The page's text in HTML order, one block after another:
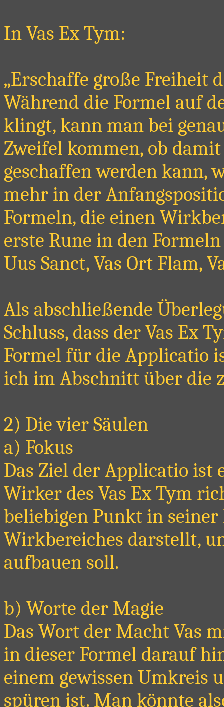
In Vas Ex Tym:
„Erschaffe große Freiheit
Während die Formel auf
klingt, kann man bei
Zweifel kommen, ob
geschaffen werden kann,
mehr in der
Formeln, die einen
erste Rune in den
Uus Sanct, Vas Ort Flam,
Als abschließende
Schluss, dass der Vas Ex
Formel für die Applicatio
ich im Abschnitt über die
2) Die vier Säulen
a) Fokus
Das Ziel der Applicatio ist
Wirker des Vas Ex Tym
beliebigen Punkt in
Wirkbereiches darstellt,
aufbauen soll.
b) Worte der Magie
Das Wort der Macht Vas
in dieser Formel darauf
einem gewissen Umkreis
spüren ist. Man könnte